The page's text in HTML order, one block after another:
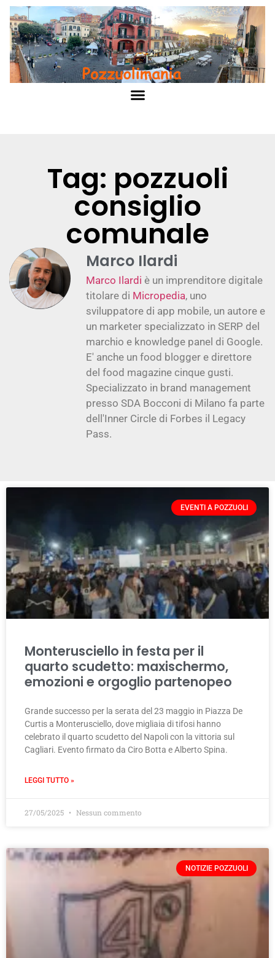
Tag: pozzuoli
consiglio
comunale
Marco Ilardi
Marco Ilardi è un imprenditore digitale
titolare di Micropedia, uno
sviluppatore di app mobile, un autore e
un marketer specializzato in SERP del
marchio e knowledge panel di Google.
E' anche un food blogger e direttore
del food magazine cinque gusti.
Specializzato in brand management
presso SDA Bocconi di Milano fa parte
dell'Inner Circle di Forbes il Legacy
Pass.
EVENTI A POZZUOLI
Monterusciello in festa per il
quarto scudetto: maxischermo,
emozioni e orgoglio partenopeo
Grande successo per la serata del 23 maggio in Piazza De
Curtis a Monterusciello, dove migliaia di tifosi hanno
celebrato il quarto scudetto del Napoli con la vittoria sul
Cagliari. Evento firmato da Ciro Botta e Alberto Spina.
LEGGI TUTTO »
27/05/2025 Nessun commento
NOTIZIE POZZUOLI